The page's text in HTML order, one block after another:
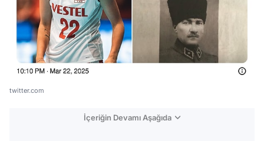
twitter.com
İçeriğin Devamı Aşağıda